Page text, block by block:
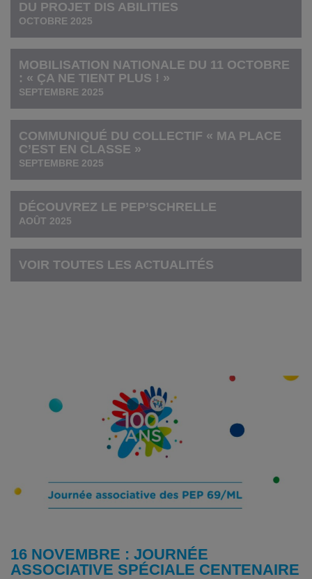
DU PROJET DIS ABILITIES
OCTOBRE 2025
MOBILISATION NATIONALE DU 11 OCTOBRE
: « ÇA NE TIENT PLUS ! »
SEPTEMBRE 2025
COMMUNIQUÉ DU COLLECTIF « MA PLACE
C’EST EN CLASSE »
SEPTEMBRE 2025
DÉCOUVREZ LE PEP’SCHRELLE
AOÛT 2025
VOIR TOUTES LES ACTUALITÉS
16 NOVEMBRE : JOURNÉE
ASSOCIATIVE SPÉCIALE CENTENAIRE